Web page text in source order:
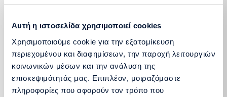
Αυτή η ιστοσελίδα χρησιμοποιεί cookies
Χρησιμοποιούμε cookie για την εξατομίκευση
περιεχομένου και διαφημίσεων, την παροχή λειτουργιών
κοινωνικών μέσων και την ανάλυση της
επισκεψιμότητάς μας. Επιπλέον, μοιραζόμαστε
πληροφορίες που αφορούν τον τρόπο που
τις διακοπές ρεύματος στην περιοχή σας.
Ενημερώνομαι για τις διακοπές ηλεκτροδότησης